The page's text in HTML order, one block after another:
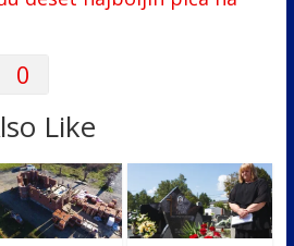
0
Like